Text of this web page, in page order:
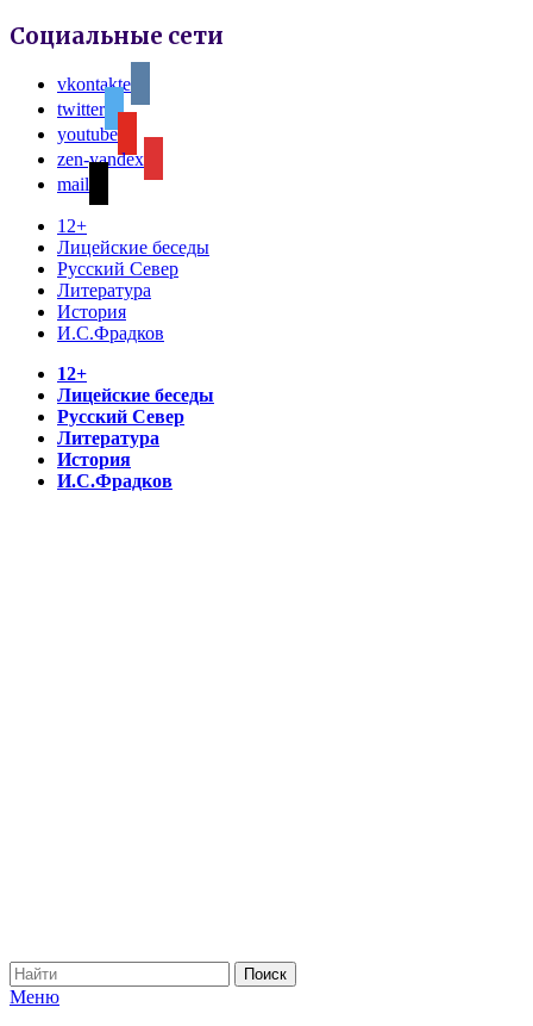
Социальные сети
vkontakte
twitter
youtube
zen-yandex
mail
12+
Лицейские беседы
Русский Север
Литература
История
И.С.Фрадков
12+
Лицейские беседы
Русский Север
Литература
История
И.С.Фрадков
Меню